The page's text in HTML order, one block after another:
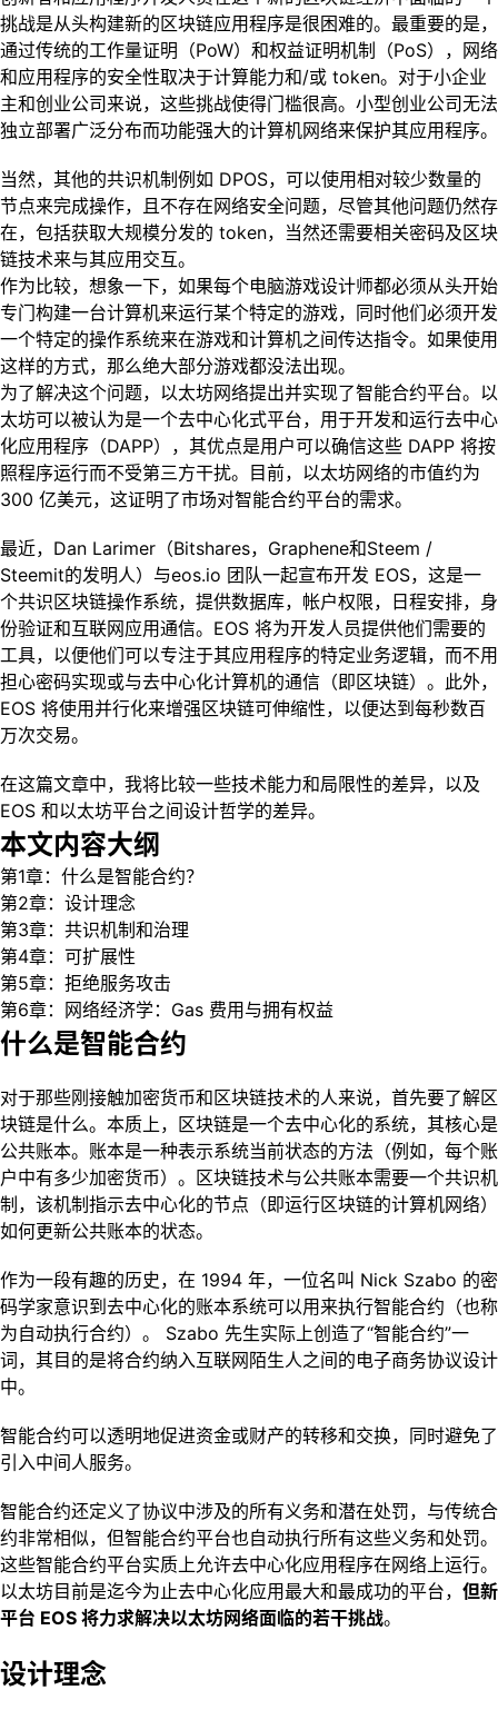
挑战是从头构建新的区块链应用程序是很困难的。最重要的是，
通过传统的工作量证明（PoW）和权益证明机制（PoS），网络
和应用程序的安全性取决于计算能力和/或 token。对于小企业
主和创业公司来说，这些挑战使得门槛很高。小型创业公司无法
独立部署广泛分布而功能强大的计算机网络来保护其应用程序。
当然，其他的共识机制例如 DPOS，可以使用相对较少数量的
节点来完成操作，且不存在网络安全问题，尽管其他问题仍然存
在，包括获取大规模分发的 token，当然还需要相关密码及区块
链技术来与其应用交互。
作为比较，想象一下，如果每个电脑游戏设计师都必须从头开始
专门构建一台计算机来运行某个特定的游戏，同时他们必须开发
一个特定的操作系统来在游戏和计算机之间传达指令。如果使用
这样的方式，那么绝大部分游戏都没法出现。
为了解决这个问题，以太坊网络提出并实现了智能合约平台。以
太坊可以被认为是一个去中心化式平台，用于开发和运行去中心
化应用程序（DAPP），其优点是用户可以确信这些 DAPP 将按
照程序运行而不受第三方干扰。目前，以太坊网络的市值约为
300 亿美元，这证明了市场对智能合约平台的需求。
最近，Dan Larimer（Bitshares，Graphene和Steem /
Steemit的发明人）与eos.io 团队一起宣布开发 EOS，这是一
个共识区块链操作系统，提供数据库，帐户权限，日程安排，身
份验证和互联网应用通信。EOS 将为开发人员提供他们需要的
工具，以便他们可以专注于其应用程序的特定业务逻辑，而不用
担心密码实现或与去中心化计算机的通信（即区块链）。此外，
EOS 将使用并行化来增强区块链可伸缩性，以便达到每秒数百
万次交易。
在这篇文章中，我将比较一些技术能力和局限性的差异，以及
EOS 和以太坊平台之间设计哲学的差异。
本文内容大纲
第1章：什么是智能合约？
第2章：设计理念
第3章：共识机制和治理
第4章：可扩展性
第5章：拒绝服务攻击
第6章：网络经济学：Gas 费用与拥有权益
什么是智能合约
对于那些刚接触加密货币和区块链技术的人来说，首先要了解区
块链是什么。本质上，区块链是一个去中心化的系统，其核心是
公共账本。账本是一种表示系统当前状态的方法（例如，每个账
户中有多少加密货币）。区块链技术与公共账本需要一个共识机
制，该机制指示去中心化的节点（即运行区块链的计算机网络）
如何更新公共账本的状态。
作为一段有趣的历史，在 1994 年，一位名叫 Nick Szabo 的密
码学家意识到去中心化的账本系统可以用来执行智能合约（也称
为自动执行合约）。 Szabo 先生实际上创造了“智能合约”一
词，其目的是将合约纳入互联网陌生人之间的电子商务协议设计
中。
智能合约可以透明地促进资金或财产的转移和交换，同时避免了
引入中间人服务。
智能合约还定义了协议中涉及的所有义务和潜在处罚，与传统合
约非常相似，但智能合约平台也自动执行所有这些义务和处罚。
这些智能合约平台实质上允许去中心化应用程序在网络上运行。
以太坊目前是迄今为止去中心化应用最大和最成功的平台， 但新
平台 EOS 将力求解决以太坊网络面临的若干挑战。
设计理念